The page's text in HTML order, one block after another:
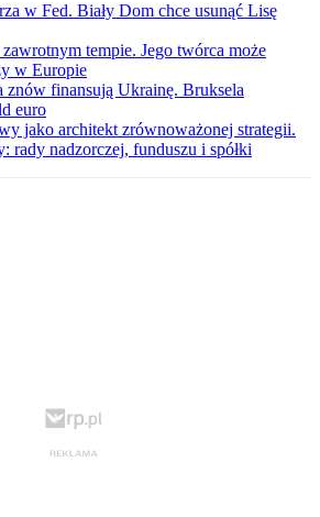
w Fed. Biały Dom chce usunąć Lisę
tempie. Jego twórca może
w Europie
znów finansują Ukrainę. Bruksela
euro
jako architekt zrównoważonej strategii.
rady nadzorczej, funduszu i spółki